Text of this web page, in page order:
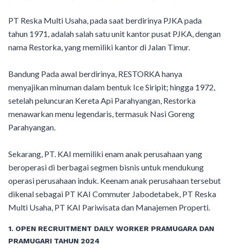
PT Reska Multi Usaha, pada saat berdirinya PJKA pada
tahun 1971, adalah salah satu unit kantor pusat PJKA, dengan
nama Restorka, yang memiliki kantor di Jalan Timur.
Bandung Pada awal berdirinya, RESTORKA hanya
menyajikan minuman dalam bentuk Ice Siripit; hingga 1972,
setelah peluncuran Kereta Api Parahyangan, Restorka
menawarkan menu legendaris, termasuk Nasi Goreng
Parahyangan.
Sekarang, PT. KAI memiliki enam anak perusahaan yang
beroperasi di berbagai segmen bisnis untuk mendukung
operasi perusahaan induk. Keenam anak perusahaan tersebut
dikenal sebagai PT KAI Commuter Jabodetabek, PT Reska
Multi Usaha, PT KAI Pariwisata dan Manajemen Properti.
1. OPEN RECRUITMENT DAILY WORKER PRAMUGARA DAN
PRAMUGARI TAHUN 2024